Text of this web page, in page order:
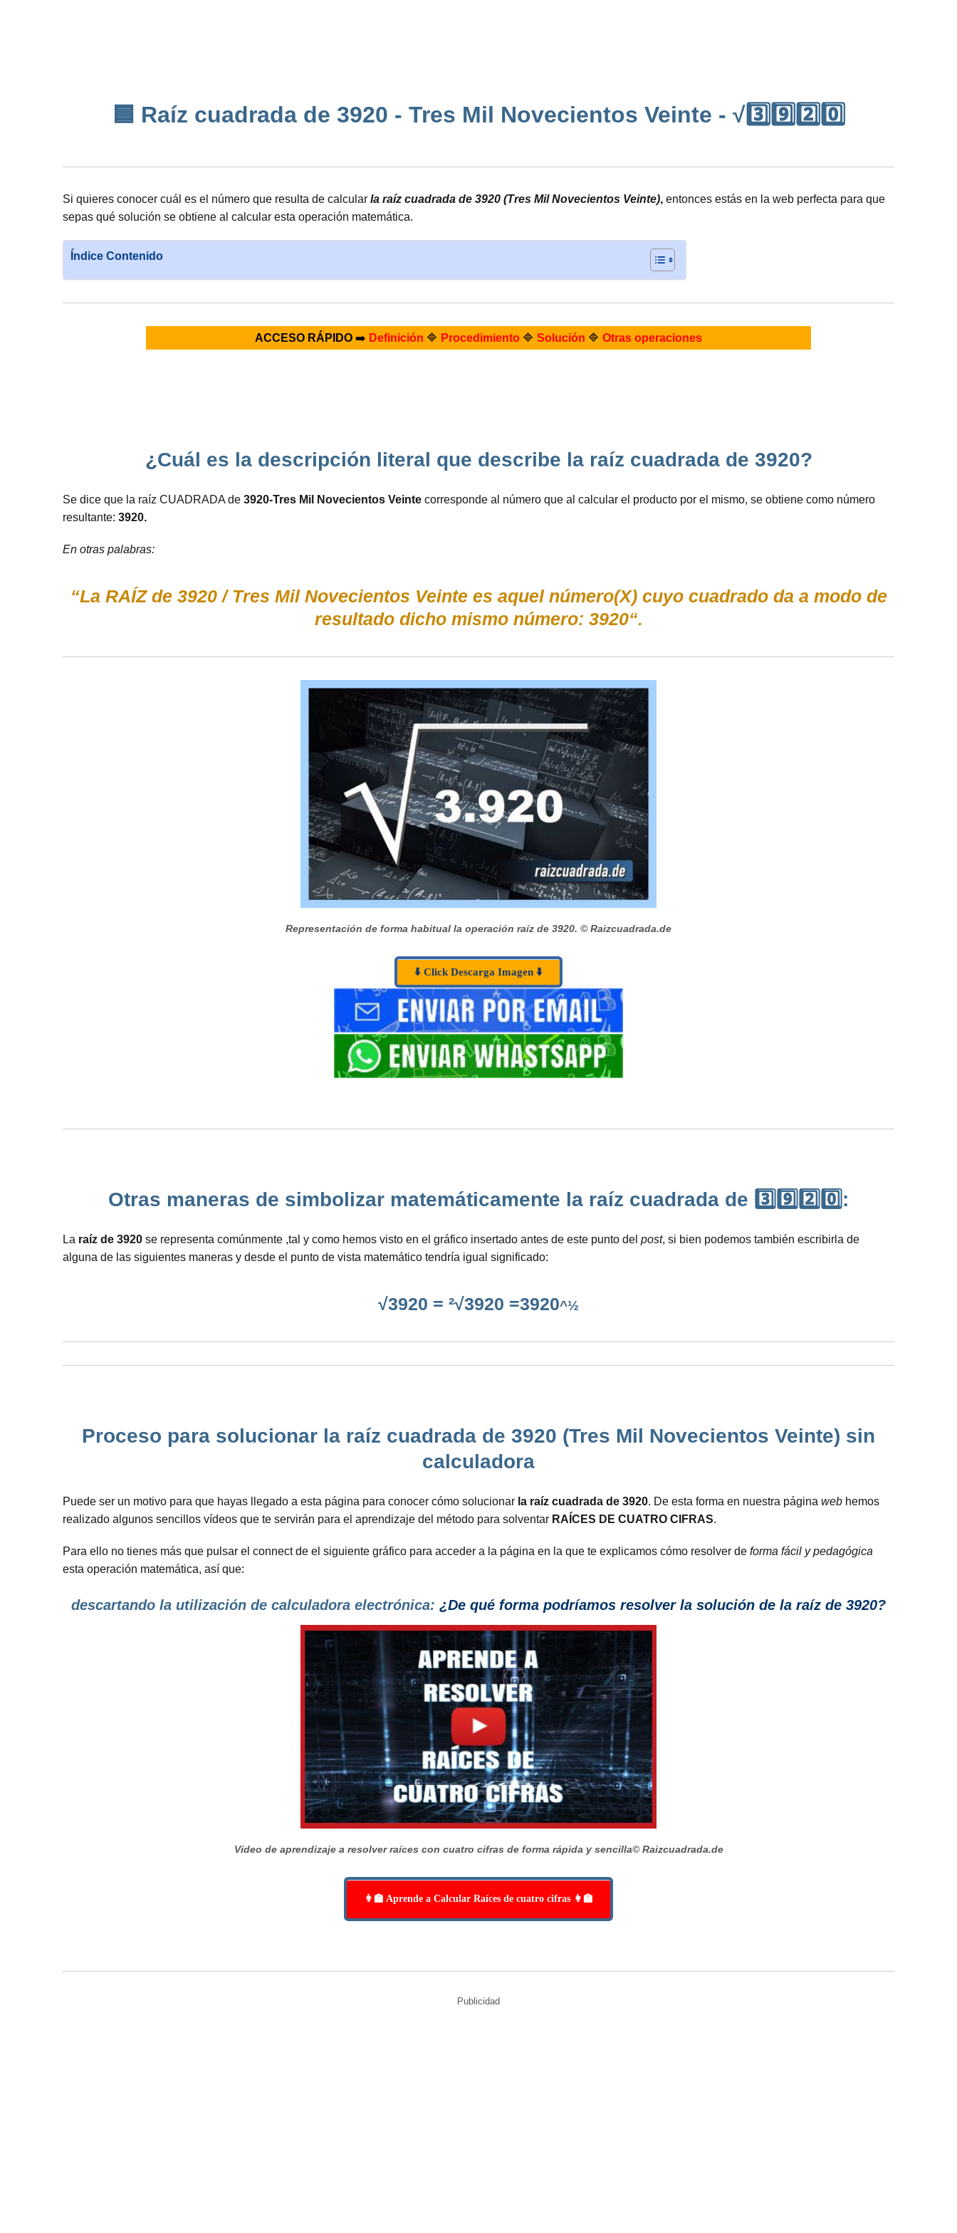
🟦 Raíz cuadrada de 3920 - Tres Mil Novecientos Veinte - √3️⃣9️⃣2️⃣0️⃣
Si quieres conocer cuál es el número que resulta de calcular la raíz cuadrada de 3920 (Tres Mil Novecientos Veinte), entonces estás en la web perfecta para que
sepas qué solución se obtiene al calcular esta operación matemática.
Índice Contenido
ACCESO RÁPIDO➡️ Definición 🔷 Procedimiento🔷 Solución 🔷 Otras operaciones
¿Cuál es la descripción literal que describe la raíz cuadrada de 3920?
Se dice que la raíz CUADRADA de 3920-Tres Mil Novecientos Veinte corresponde al número que al calcular el producto por el mismo, se obtiene como número
resultante: 3920.
En otras palabras:
“La RAÍZ de 3920 / Tres Mil Novecientos Veinte es aquel número(X) cuyo cuadrado da a modo de
resultado dicho mismo número: 3920“.
Representación de forma habitual la operación raíz de 3920. © Raizcuadrada.de
⬇️ Click Descarga Imagen ⬇️
Otras maneras de simbolizar matemáticamente la raíz cuadrada de 3️⃣9️⃣2️⃣0️⃣:
La raíz de 3920 se representa comúnmente ,tal y como hemos visto en el gráfico insertado antes de este punto del post, si bien podemos también escribirla de
alguna de las siguientes maneras y desde el punto de vista matemático tendría igual significado:
√3920 = ²√3920 =3920^½
Proceso para solucionar la raíz cuadrada de 3920 (Tres Mil Novecientos Veinte) sin
calculadora
Puede ser un motivo para que hayas llegado a esta página para conocer cómo solucionar la raíz cuadrada de 3920. De esta forma en nuestra página web hemos
realizado algunos sencillos vídeos que te servirán para el aprendizaje del método para solventar RAÍCES DE CUATRO CIFRAS.
Para ello no tienes más que pulsar el connect de el siguiente gráfico para acceder a la página en la que te explicamos cómo resolver de forma fácil y pedagógica
esta operación matemática, así que:
descartando la utilización de calculadora electrónica: ¿De qué forma podríamos resolver la solución de la raíz de 3920?
Vídeo de aprendizaje a resolver raíces con cuatro cifras de forma rápida y sencilla© Raizcuadrada.de
👩‍🏫 Aprende a Calcular Raíces de cuatro cifras 👩‍🏫
Publicidad